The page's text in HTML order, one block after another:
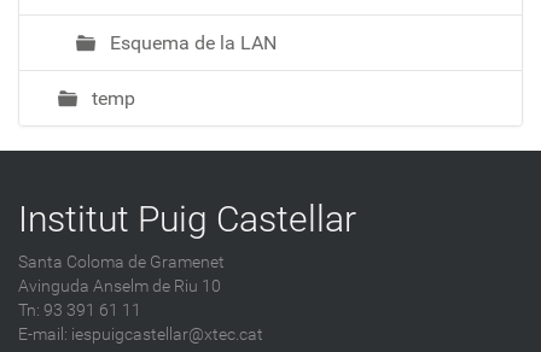
Esquema de la LAN
temp
Institut Puig Castellar
Santa Coloma de Gramenet
Avinguda Anselm de Riu 10
Tn: 93 391 61 11
E-mail: iespuigcastellar@xtec.cat